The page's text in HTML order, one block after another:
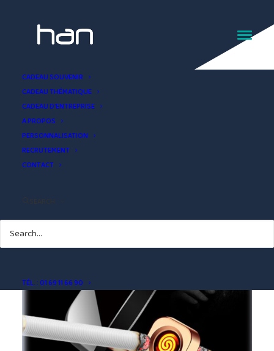
CADEAU SOUVENIR
CADEAU THÉMATIQUE
CADEAU D’ENTREPRISE
A PROPOS
PERSONNALISATION
RECRUTEMENT
CONTACT
TÉL. : 01 69 11 66 90
Briquet USB cadeau
entreprise et objet pub